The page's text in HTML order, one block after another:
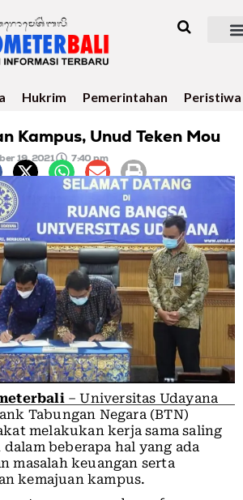
Hukrim Pemerintahan Peristiwa
Kampus, Unud Teken Mou
19, 2021 7:40 pm
– Universitas Udayana
Tabungan Negara (BTN)
melakukan kerja sama saling
beberapa hal yang ada
masalah keuangan serta
kemajuan kampus.